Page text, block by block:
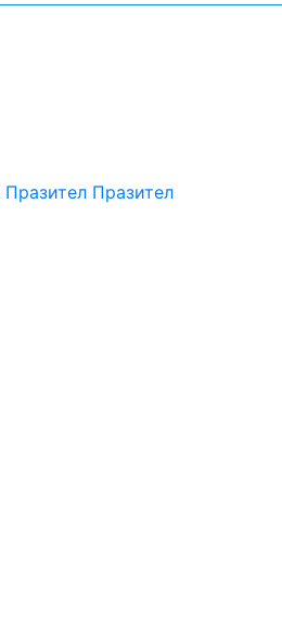
Празител Празител